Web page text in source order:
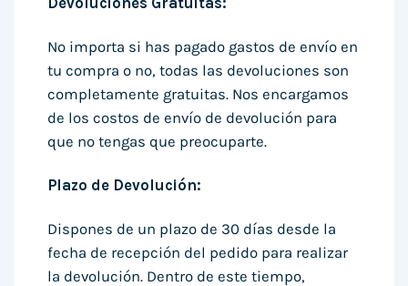
No importa si has pagado gastos de envío en
tu compra o no, todas las devoluciones son
completamente gratuitas. Nos encargamos
de los costos de envío de devolución para
que no tengas que preocuparte.
Plazo de Devolución:
Dispones de un plazo de 30 días desde la
fecha de recepción del pedido para realizar
la devolución. Dentro de este tiempo,